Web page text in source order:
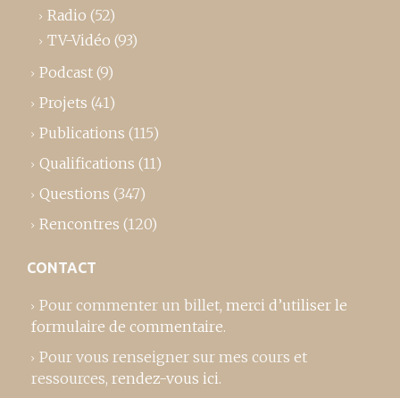
Radio (52)
TV-Vidéo (93)
Podcast (9)
Projets (41)
Publications (115)
Qualifications (11)
Questions (347)
Rencontres (120)
CONTACT
Pour commenter un billet, merci d’utiliser le
formulaire de commentaire.
Pour vous renseigner sur mes cours et
ressources, rendez-vous ici.